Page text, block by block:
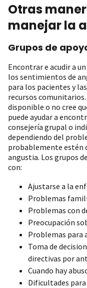
Otras
manejar la
Grupos de
Encontrar e acudir a
los sentimientos de
para los pacientes y
recursos
disponible o no cree
puede ayudar a
consejería grupal o
dependiendo del
probablemente estén
angustia. Los grupos
con:
Ajustarse a la
Problemas
Problemas con
Preocupación
Problemas para
Toma de
directivas por
Cuando hay
Dificultades